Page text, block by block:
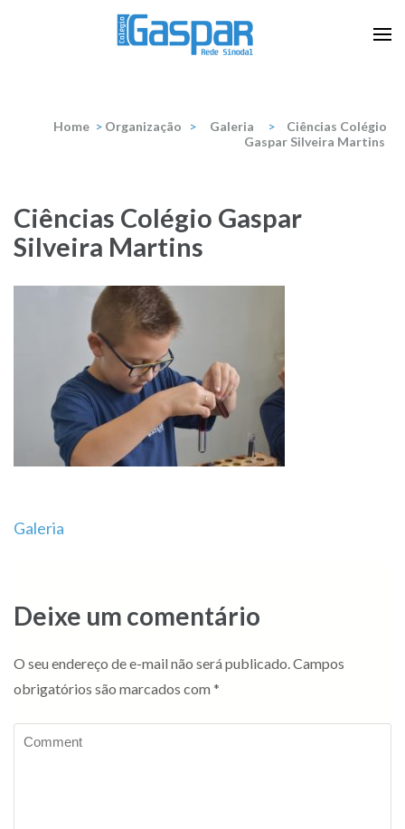
Home > Organização > Galeria >
Ciências Colégio
Gaspar Silveira Martins
Ciências Colégio Gaspar
Silveira Martins
Navegação
Galeria
Deixe um comentário
O seu endereço de e-mail não será publicado.Campos
obrigatórios são marcados com *
Comment